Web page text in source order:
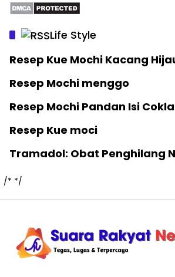
Life Style
Resep Kue Mochi Kacang
Resep Mochi menggo
Resep Mochi Pandan Isi
Resep Kue moci
Tramadol: Obat Penghilang
/* */